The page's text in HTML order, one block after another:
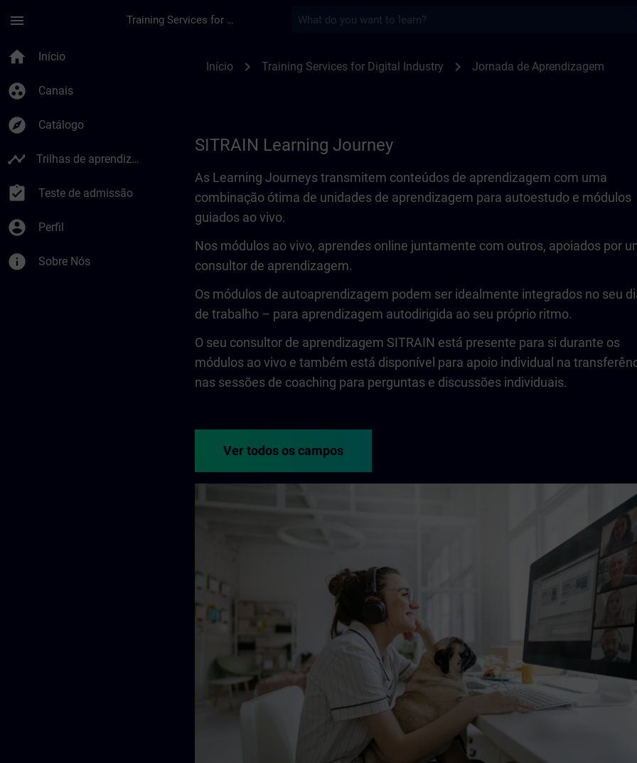
menu Training Services for Digital Industries
home Início
group_work Canais
explore Catálogo
timeline Trilhas de aprendizagem
assignment_turned_in Teste de admissão
account_circle Perfil
info Sobre Nós
Início chevron_right Training Services for Digital Industry chevron_right Jornada de Aprendizagem
SITRAIN Learning Journey
As Learning Journeys transmitem conteúdos de aprendizagem com uma
combinação ótima de unidades de aprendizagem para autoestudo e módulos
guiados ao vivo.
Nos módulos ao vivo, aprendes online juntamente com outros, apoiados por
consultor de aprendizagem.
Os módulos de autoaprendizagem podem ser idealmente integrados no seu
de trabalho – para aprendizagem autodirigida ao seu próprio ritmo.
O seu consultor de aprendizagem SITRAIN está presente para si durante os
módulos ao vivo e também está disponível para apoio individual na
nas sessões de coaching para perguntas e discussões individuais.
Ver todos os campos